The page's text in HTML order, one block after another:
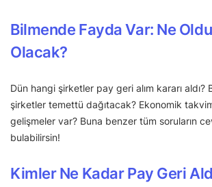
Bilmende Fayda Var: Ne
Olacak?
Dün hangi şirketler pay geri alım kararı aldı?
şirketler temettü dağıtacak? Ekonomik
gelişmeler var? Buna benzer tüm soruların
bulabilirsin!
Kimler Ne Kadar Pay Geri